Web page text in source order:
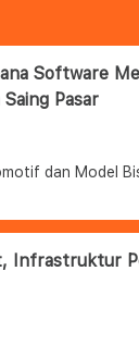
Software
Pasar
dan Model
Infrastruktur